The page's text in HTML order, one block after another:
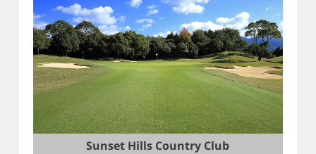
Sunset Hills Country Club